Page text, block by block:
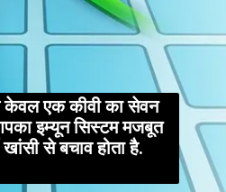
एक कीवी का सेवन
इम्यून सिस्टम मजबूत
खांसी से बचाव होता है.